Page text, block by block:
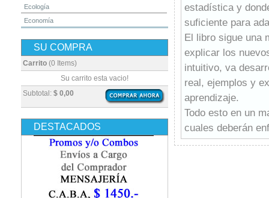
Ecología
Economía
Electrónica
Estadística
Física
Higiene y Seguridad
Historia
Ingeniería
Marketing / Publicidad
SU COMPRA
Carrito (0 Items)
Subtotal: $ 0,00
Su carrito esta vacio!
DESTACADOS
estadística y
suficiente para
El libro sigue una
explicar los
intuitivo, va
real, ejemplos y
aprendizaje.
Todo esto en un
cuales deberán